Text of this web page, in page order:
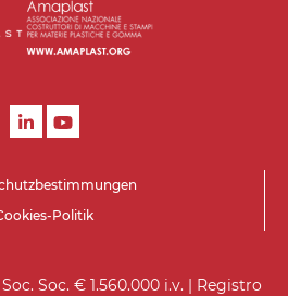
Politik
Soc. € 1.560.000 i.v. | Registro